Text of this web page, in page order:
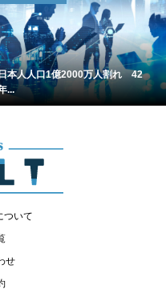
本人人口1億2000万人割れ 42
...
ついて
せ